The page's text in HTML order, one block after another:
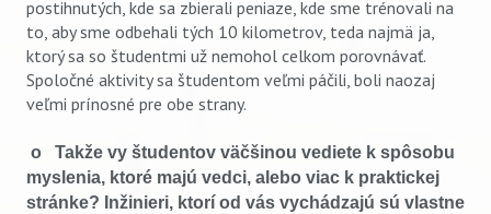
postihnutých, kde sa zbierali peniaze, kde sme trénovali na
to, aby sme odbehali tých 10 kilometrov, teda najmä ja,
ktorý sa so študentmi už nemohol celkom porovnávať.
Spoločné aktivity sa študentom veľmi páčili, boli naozaj
veľmi prínosné pre obe strany.
o Takže vy študentov väčšinou vediete k spôsobu
myslenia, ktoré majú vedci, alebo viac k praktickej
stránke? Inžinieri, ktorí od vás vychádzajú sú vlastne